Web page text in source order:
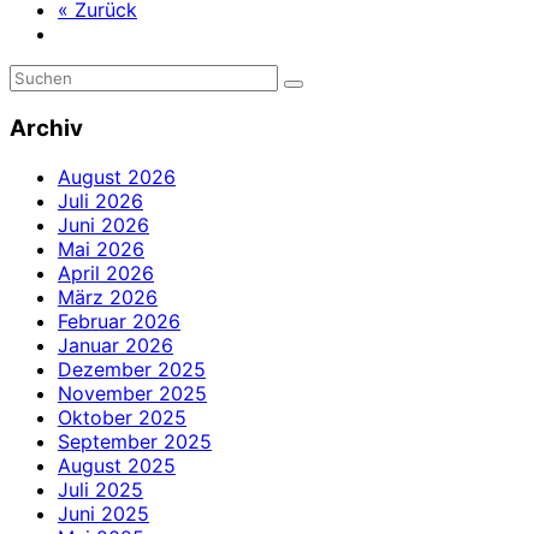
« Zurück
Archiv
August 2026
Juli 2026
Juni 2026
Mai 2026
April 2026
März 2026
Februar 2026
Januar 2026
Dezember 2025
November 2025
Oktober 2025
September 2025
August 2025
Juli 2025
Juni 2025